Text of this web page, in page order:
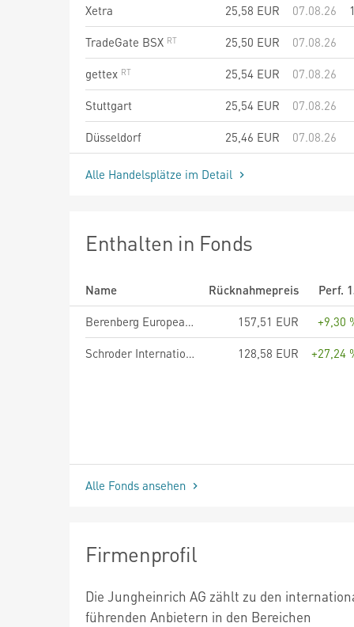
Xetra
25,58 EUR 07.08.26
TradeGate BSX
25,50 EUR
07.08.26
gettex
25,54 EUR
07.08.26
Stuttgart
25,54 EUR
07.08.26
Düsseldorf
25,46 EUR 07.08.26
Alle Handelsplätze im Detail
Enthalten in Fonds
Name Rücknahmepreis
Perf.
Berenberg European Small Cap - Anteilklasse R A
157,51 EUR
+9,30
Schroder International Selection Fund European Value A Accumulation EUR
128,58 EUR +27,24
Alle Fonds ansehen
Firmenprofil
Die Jungheinrich AG zählt zu den
führenden Anbietern in den Bereichen